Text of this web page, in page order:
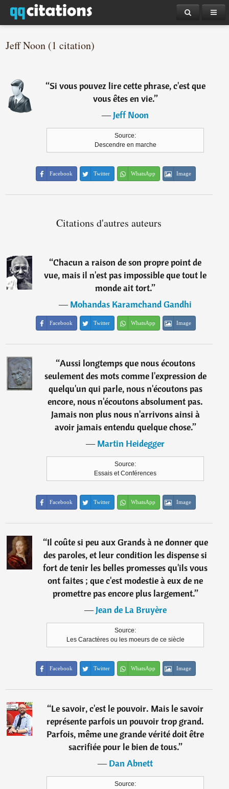
Jeff Noon (1 citation)
“Si vous pouvez lire cette phrase, c'est que
vous êtes en vie.”
―Jeff Noon
Source:
Descendre en marche
Facebook Twitter WhatsApp Image
Citations d'autres auteurs
“Chacun a raison de son propre point de
vue, mais il n'est pas impossible que tout le
monde ait tort.”
―Mohandas Karamchand Gandhi
Facebook Twitter WhatsApp Image
“Aussi longtemps que nous écoutons
seulement des mots comme l'expression de
quelqu'un qui parle, nous n'écoutons pas
encore, nous n'écoutons absolument pas.
Jamais non plus nous n'arrivons ainsi à
avoir jamais entendu quelque chose.”
―Martin Heidegger
Source:
Essais et Conférences
Facebook Twitter WhatsApp Image
“Il coûte si peu aux Grands à ne donner que
des paroles, et leur condition les dispense si
fort de tenir les belles promesses qu'ils vous
ont faites ; que c'est modestie à eux de ne
promettre pas encore plus largement.”
―Jean de La Bruyère
Source:
Les Caractères ou les moeurs de ce siècle
Facebook Twitter WhatsApp Image
“Le savoir, c'est le pouvoir. Mais le savoir
représente parfois un pouvoir trop grand.
Parfois, même une grande vérité doit être
sacrifiée pour le bien de tous.”
―Dan Abnett
Source: